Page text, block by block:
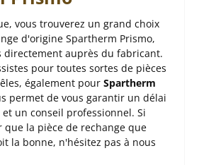
vous trouverez un grand choix
d'origine Spartherm Prismo,
directement auprès du fabricant.
pour toutes sortes de pièces
également pour Spartherm
permet de vous garantir un délai
un conseil professionnel. Si
que la pièce de rechange que
la bonne, n'hésitez pas à nous